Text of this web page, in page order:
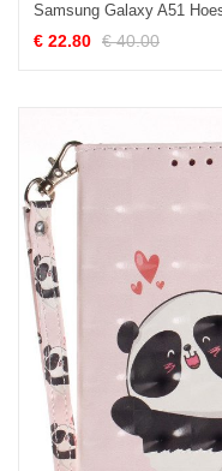
€ 22.80 € 40.00